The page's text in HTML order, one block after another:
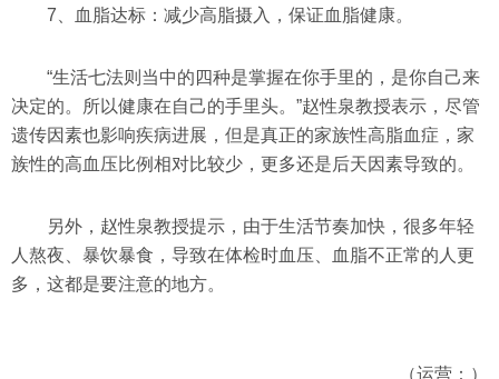
7、血脂达标：减少高脂摄入，保证血脂健康。
“生活七法则当中的四种是掌握在你手里的，是你自己来
决定的。所以健康在自己的手里头。”赵性泉教授表示，尽管
遗传因素也影响疾病进展，但是真正的家族性高脂血症，家
族性的高血压比例相对比较少，更多还是后天因素导致的。
另外，赵性泉教授提示，由于生活节奏加快，很多年轻
人熬夜、暴饮暴食，导致在体检时血压、血脂不正常的人更
多，这都是要注意的地方。
（运营：）